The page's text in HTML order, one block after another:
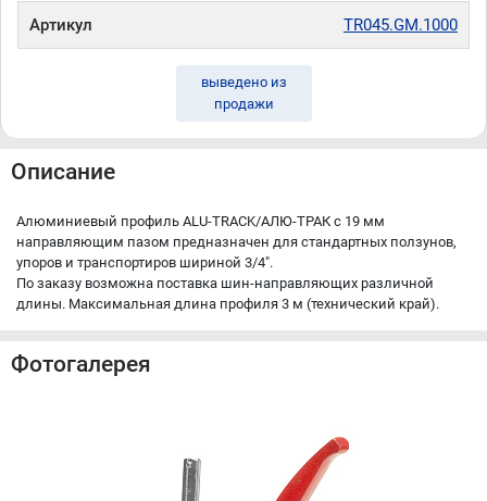
Артикул
TR045.GM.1000
выведено из
продажи
Описание
Алюминиевый профиль ALU-TRACK/АЛЮ-ТРАК c 19 мм
направляющим пазом предназначен для стандартных ползунов,
упоров и транспортиров шириной 3/4".
По заказу возможна поставка шин-направляющих различной
длины. Максимальная длина профиля 3 м (технический край).
Фотогалерея